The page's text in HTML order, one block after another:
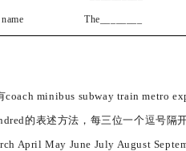
name The________
minibus subway train metro
的表述方法，每三位一个逗号隔开
May June July August